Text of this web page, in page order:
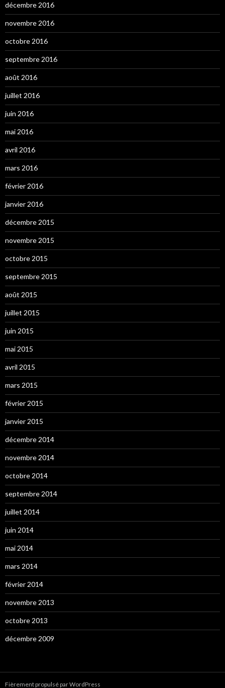
décembre 2016
novembre 2016
octobre 2016
septembre 2016
août 2016
juillet 2016
juin 2016
mai 2016
avril 2016
mars 2016
février 2016
janvier 2016
décembre 2015
novembre 2015
octobre 2015
septembre 2015
août 2015
juillet 2015
juin 2015
mai 2015
avril 2015
mars 2015
février 2015
janvier 2015
décembre 2014
novembre 2014
octobre 2014
septembre 2014
juillet 2014
juin 2014
mai 2014
mars 2014
février 2014
novembre 2013
octobre 2013
décembre 2009
Fièrement propulsé par WordPress